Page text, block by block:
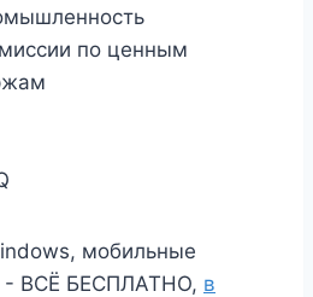
по ценным
мобильные
- ВСЁ БЕСПЛАТНО, в